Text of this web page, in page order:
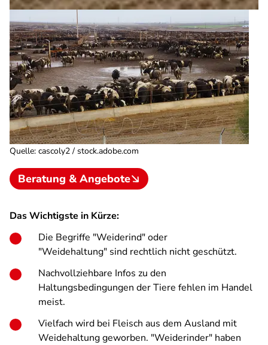
Quelle: cascoly2 / stock.adobe.com
Beratung & Angebote
Das Wichtigste in Kürze:
Die Begriffe "Weiderind" oder
"Weidehaltung" sind rechtlich nicht geschützt.
Nachvollziehbare Infos zu den
Haltungsbedingungen der Tiere fehlen im Handel
meist.
Vielfach wird bei Fleisch aus dem Ausland mit
Weidehaltung geworben. "Weiderinder" haben